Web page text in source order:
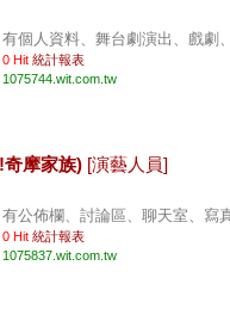
有個人資料、舞台劇演出、戲劇
0 Hit 統計報表
1075744.wit.com.tw
摩家族) [演藝人員]
有公佈欄、討論區、聊天室、寫
0 Hit 統計報表
1075837.wit.com.tw